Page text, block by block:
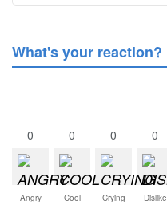
What's your reaction?
0
Angry
0
Cool
0
Crying
0
Dislike